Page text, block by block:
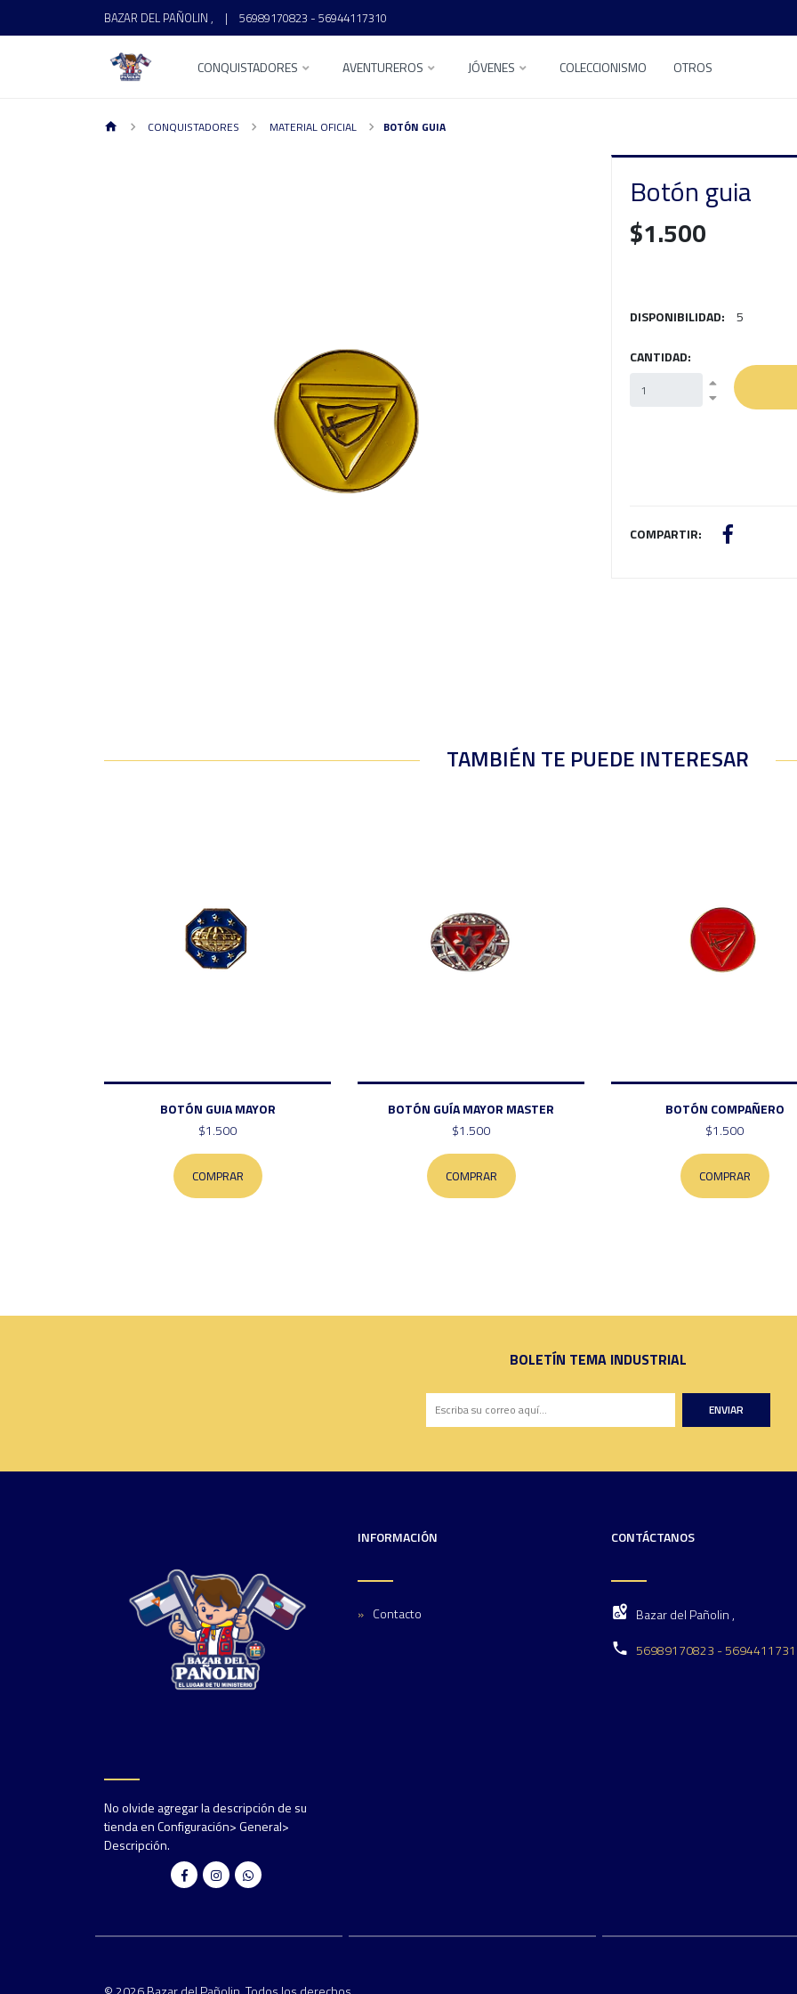
BAZAR DEL PAÑOLIN , | 56989170823 - 56944117310
CONQUISTADORES AVENTUREROS JÓVENES COLECCIONISMO OTROS
CONQUISTADORES MATERIAL OFICIAL BOTÓN GUIA
Botón guia
$1.500
DISPONIBILIDAD: 5
CANTIDAD:
COMPARTIR:
TAMBIÉN TE PUEDE INTERESAR
BOTÓN GUIA MAYOR
$1.500
COMPRAR
BOTÓN GUÍA MAYOR MASTER
$1.500
COMPRAR
BOTÓN COMPAÑERO
$1.500
COMPRAR
BOLETÍN TEMA INDUSTRIAL
ENVIAR
No olvide agregar la descripción de su
tienda en Configuración> General>
Descripción.
INFORMACIÓN
Contacto
CONTÁCTANOS
Bazar del Pañolin ,
56989170823 -